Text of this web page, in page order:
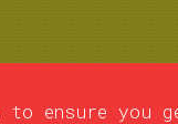
to ensure you